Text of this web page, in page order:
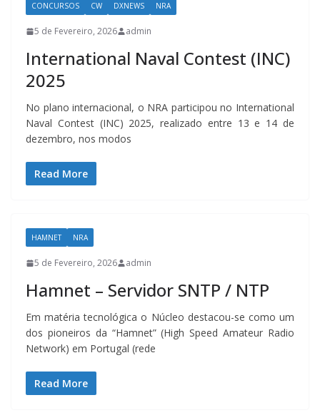
CONCURSOS CW DXNEWS NRA
5 de Fevereiro, 2026 admin
International Naval Contest (INC)
2025
No plano internacional, o NRA participou no International
Naval Contest (INC) 2025, realizado entre 13 e 14 de
dezembro, nos modos
Read More
HAMNET NRA
5 de Fevereiro, 2026 admin
Hamnet – Servidor SNTP / NTP
Em matéria tecnológica o Núcleo destacou-se como um
dos pioneiros da “Hamnet” (High Speed Amateur Radio
Network) em Portugal (rede
Read More